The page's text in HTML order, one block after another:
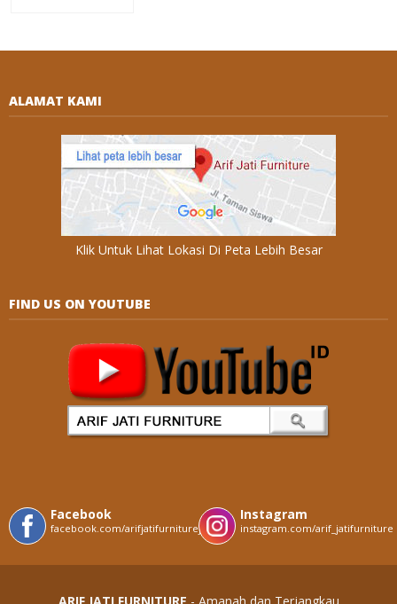
ALAMAT KAMI
Klik Untuk Lihat Lokasi Di Peta Lebih Besar
FIND US ON YOUTUBE
Facebook
facebook.com/arifjatifurniturejepara
Instagram
instagram.com/arif_jatifurniture
ARIF JATI FURNITURE - Amanah dan Terjangkau